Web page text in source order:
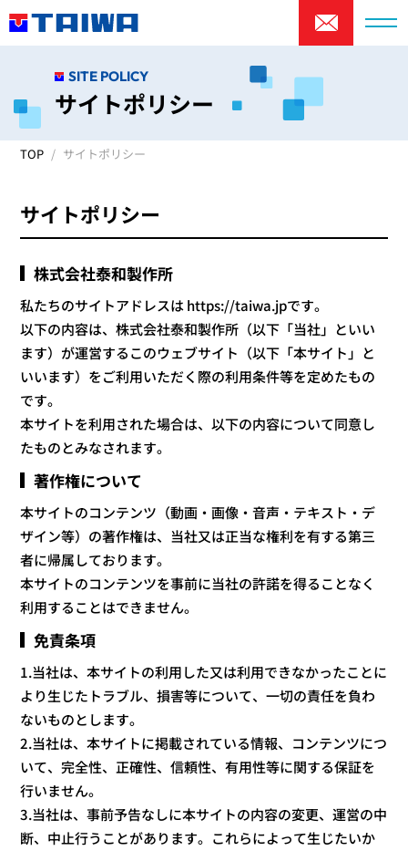
SITE POLICY
サイトポリシー
TOP サイトポリシー
サイトポリシー
株式会社泰和製作所
私たちのサイトアドレスは https://taiwa.jpです。
以下の内容は、株式会社泰和製作所（以下「当社」といい
ます）が運営するこのウェブサイト（以下「本サイト」と
いいます）をご利用いただく際の利用条件等を定めたもの
です。
本サイトを利用された場合は、以下の内容について同意し
たものとみなされます。
著作権について
本サイトのコンテンツ（動画・画像・音声・テキスト・デ
ザイン等）の著作権は、当社又は正当な権利を有する第三
者に帰属しております。
本サイトのコンテンツを事前に当社の許諾を得ることなく
利用することはできません。
免責条項
1.当社は、本サイトの利用した又は利用できなかったことに
より生じたトラブル、損害等について、一切の責任を負わ
ないものとします。
2.当社は、本サイトに掲載されている情報、コンテンツにつ
いて、完全性、正確性、信頼性、有用性等に関する保証を
行いません。
3.当社は、事前予告なしに本サイトの内容の変更、運営の中
断、中止行うことがあります。これらによって生じたいか